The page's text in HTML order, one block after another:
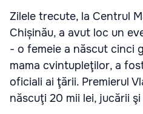
Zilele trecute, la Centrul
Chișinău, a avut loc un
- o femeie a născut cinci
mama cvintupleţilor, a
oficiali ai ţării. Premierul
născuţi 20 mii lei, jucării